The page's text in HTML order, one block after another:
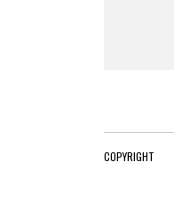
COPYRIGHT